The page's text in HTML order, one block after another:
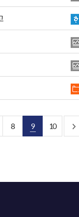
8 9 10